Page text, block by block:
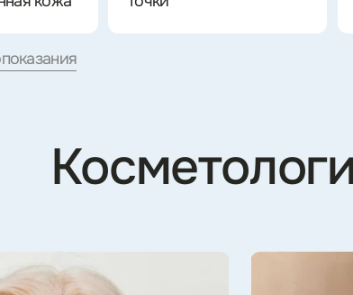
Врач-дерматовенеролог, косметолог
Смотреть работы